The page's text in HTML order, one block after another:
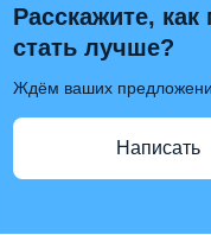
Расскажите,
стать лучше?
Ждём ваших
Написать